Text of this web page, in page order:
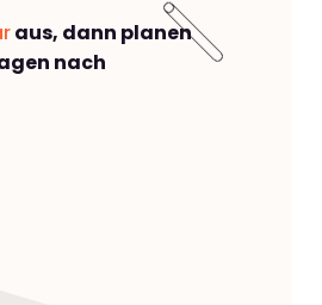
aus, dann planen
nach